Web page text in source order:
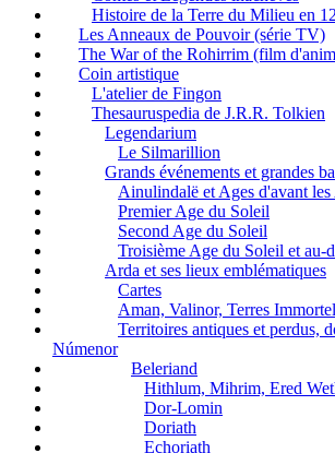
Histoire de la Terre du Milieu en
Les Anneaux de Pouvoir (série TV)
The War of the Rohirrim (film
Coin artistique
L'atelier de Fingon
Thesauruspedia de J.R.R. Tolkien
Legendarium
Le Silmarillion
Grands événements et grandes
Ainulindalë et Ages d'avant
Premier Age du Soleil
Second Age du Soleil
Troisième Age du Soleil et au-
Arda et ses lieux emblématiques
Cartes
Aman, Valinor, Terres
Territoires antiques et perdus,
Númenor
Beleriand
Hithlum, Mihrim, Ered
Dor-Lomin
Doriath
Echoriath